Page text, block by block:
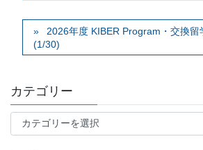
2026年度 KIBER Program・交換留
(1/30)
カテゴリー
テ